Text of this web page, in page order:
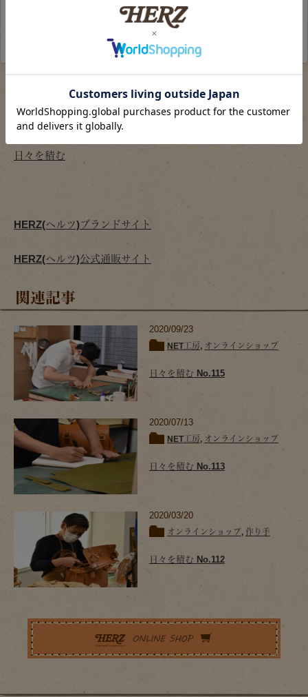
HERZ ヘルツ(@herz_bag)がシェアした投稿
ヒコーキのりショルダー(WH-603)商品ページ
日々を積む
HERZ(ヘルツ)ブランドサイト
HERZ(ヘルツ)公式通販サイト
関連記事
2020/09/23
NET工房, オンラインショップ
日々を積む No.115
2020/07/13
NET工房, オンラインショップ
日々を積む No.113
2020/03/20
オンラインショップ, 作り手
日々を積む No.112